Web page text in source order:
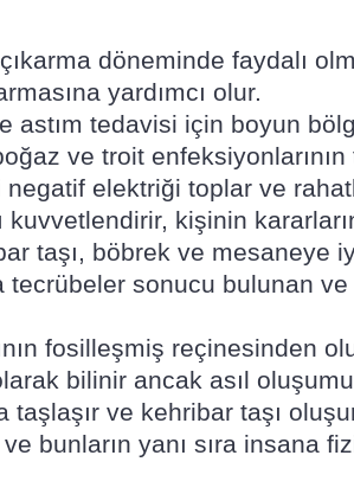
döneminde faydalı
yardımcı olur.
astım tedavisi için boyun
ve troit
elektriği toplar ve
kişinin
taşı, böbrek ve mesaneye
tecrübeler sonucu bulunan
fosilleşmiş reçinesinden
bilinir ancak asıl
ve kehribar taşı
bunların yanı sıra insana